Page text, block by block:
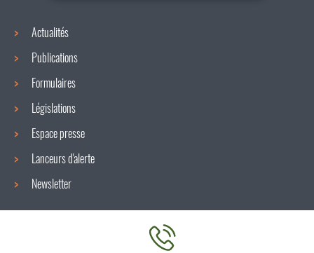
Actualités
Publications
Formulaires
Législations
Espace presse
Lanceurs d'alerte
Newsletter